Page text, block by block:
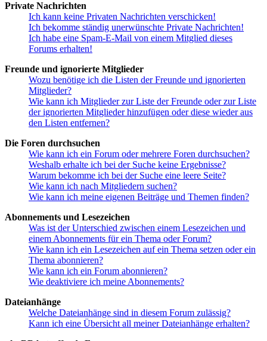
Private Nachrichten
Ich kann keine Privaten Nachrichten verschicken!
Ich bekomme ständig unerwünschte Private Nachrichten!
Ich habe eine Spam-E-Mail von einem Mitglied dieses
Forums erhalten!
Freunde und ignorierte Mitglieder
Wozu benötige ich die Listen der Freunde und ignorierten
Mitglieder?
Wie kann ich Mitglieder zur Liste der Freunde oder zur Liste
der ignorierten Mitglieder hinzufügen oder diese wieder aus
den Listen entfernen?
Die Foren durchsuchen
Wie kann ich ein Forum oder mehrere Foren durchsuchen?
Weshalb erhalte ich bei der Suche keine Ergebnisse?
Warum bekomme ich bei der Suche eine leere Seite?
Wie kann ich nach Mitgliedern suchen?
Wie kann ich meine eigenen Beiträge und Themen finden?
Abonnements und Lesezeichen
Was ist der Unterschied zwischen einem Lesezeichen und
einem Abonnements für ein Thema oder Forum?
Wie kann ich ein Lesezeichen auf ein Thema setzen oder ein
Thema abonnieren?
Wie kann ich ein Forum abonnieren?
Wie deaktiviere ich meine Abonnements?
Dateianhänge
Welche Dateianhänge sind in diesem Forum zulässig?
Kann ich eine Übersicht all meiner Dateianhänge erhalten?